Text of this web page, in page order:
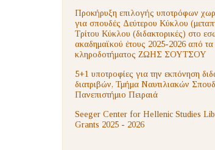
Προκήρυξη επιλογής υποτρόφων
για σπουδές Δεύτερου Κύκλου
Τρίτου Κύκλου (διδακτορικές) στο
ακαδημαϊκού έτους 2025-2026 από
κληροδοτήματος ΖΩΗΣ ΣΟΥΤΣΟΥ
5+1 υποτροφίες για την εκπόνηση
διατριβών, Τμήμα Ναυτιλιακών
Πανεπιστήμιο Πειραιά
Seeger Center for Hellenic Studies
Grants 2025 - 2026